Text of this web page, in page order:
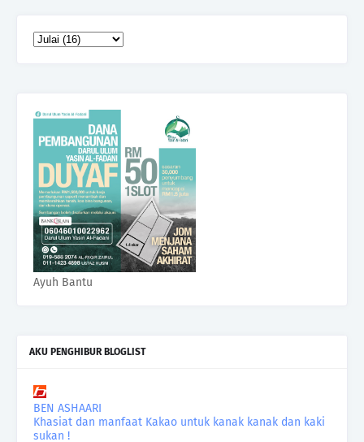
Ayuh Bantu
AKU PENGHIBUR BLOGLIST
BEN ASHAARI
Khasiat dan manfaat Kakao untuk kanak kanak dan kaki
sukan !